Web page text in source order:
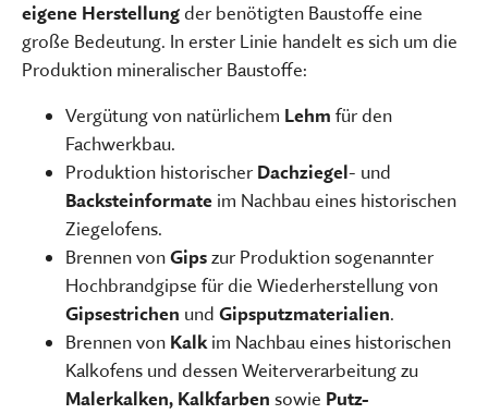
eigene Herstellungder benötigten Baustoffe eine
große Bedeutung. In erster Linie handelt es sich um die
Produktion mineralischer Baustoffe:
Vergütung von natürlichem Lehm für den
Fachwerkbau.
Produktion historischer Dachziegel- und
Backsteinformate im Nachbau eines historischen
Ziegelofens.
Brennen vonGipszur Produktion sogenannter
Hochbrandgipse für die Wiederherstellung von
Gipsestrichen und Gipsputzmaterialien.
Brennen von Kalk im Nachbau eines historischen
Kalkofens und dessen Weiterverarbeitung zu
Malerkalken, Kalkfarben sowie Putz-